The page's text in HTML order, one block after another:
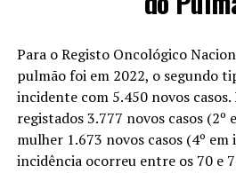
Para o Registo Oncológico
pulmão foi em 2022, o segundo
incidente com 5.450 novos
registados 3.777 novos casos (2º
mulher 1.673 novos casos (4º em
incidência ocorreu entre os 70 e